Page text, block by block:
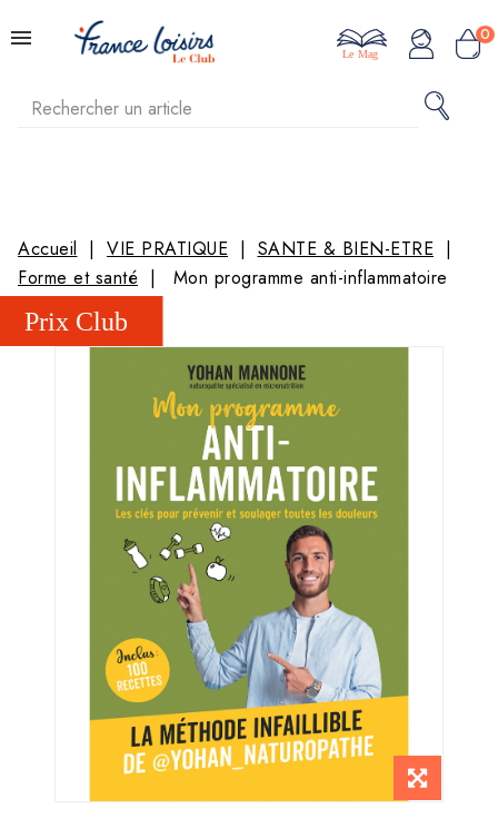
0
Le Mag
Accueil VIE PRATIQUE
SANTE & BIEN-ETRE
Forme et santé
Mon programme anti-inflammatoire